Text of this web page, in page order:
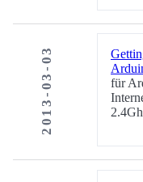
2013-03-03
für